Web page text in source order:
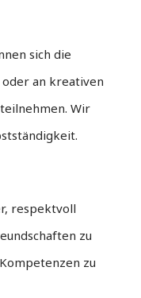
sich die
an kreativen
Wir
respektvoll
zu
zu